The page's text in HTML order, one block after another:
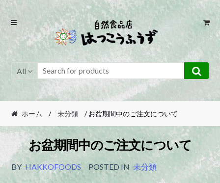
Skip
navigation
Skip
content
All
ホーム / 未分類 / お盆期間中のご注文について
お盆期間中のご注文について
BY HAKKOFOODS POSTED IN 未分類